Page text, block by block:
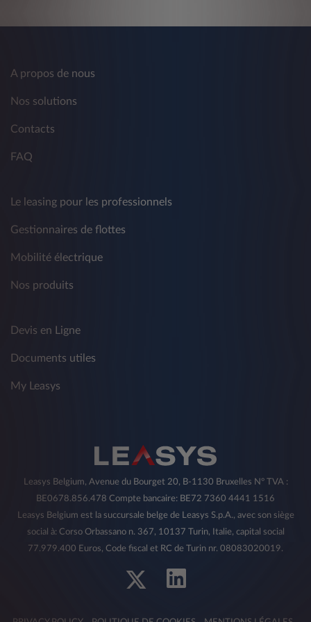
données personnelles à des sociétés
d'exemple mais pas exclusivement, à des tiers
directe ou de communication commerciale
La fourniture de données est facultative et le
l'exécution des activités décrites ci-dessus.
le consentement donné précédemment en
paragraphe par les moyens indiqués au point
données, toujours dans le respect des droits et
:
des sociétés des groupes Crédit Agricole et
Stellantis, ou en tout état de cause des
financiers et d'assurance ;
A propos de nous
Nos solutions
Contacts
FAQ
Le leasing pour les professionnels
Gestionnaires de flottes
Mobilité électrique
Nos produits
Devis en Ligne
Documents utiles
My Leasys
Leasys Belgium, Avenue du Bourget 20, B-1130 Bruxelles N° TVA :
BE0678.856.478 Compte bancaire: BE72 7360 4441 1516
Leasys Belgium est la succursale belge de Leasys S.p.A., avec son siège
social à: Corso Orbassano n. 367, 10137 Turin, Italie, capital social
77.979.400 Euros, Code fiscal et RC de Turin nr. 08083020019.